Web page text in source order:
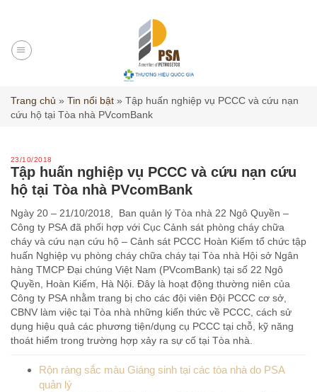
content
Trang chủ » Tin nổi bật » Tập huấn nghiệp vụ PCCC và cứu nạn
cứu hộ tại Tòa nhà PVcomBank
23/10/2018
Tập huấn nghiệp vụ PCCC và cứu nạn cứu
hộ tại Tòa nhà PVcomBank
Ngày 20 – 21/10/2018, Ban quản lý Tòa nhà 22 Ngô Quyền –
Công ty PSA đã phối hợp với Cục Cảnh sát phòng cháy chữa
cháy và cứu nạn cứu hộ – Cảnh sát PCCC Hoàn Kiếm tổ chức tập
huấn Nghiệp vụ phòng cháy chữa cháy tại Tòa nhà Hội sở Ngân
hàng TMCP Đại chúng Việt Nam (PVcomBank) tại số 22 Ngô
Quyền, Hoàn Kiếm, Hà Nội. Đây là hoạt động thường niên của
Công ty PSA nhằm trang bị cho các đội viên Đội PCCC cơ sở,
CBNV làm việc tại Tòa nhà những kiến thức về PCCC, cách sử
dụng hiệu quả các phương tiện/dụng cụ PCCC tại chỗ, kỹ năng
thoát hiểm trong trường hợp xảy ra sự cố tại Tòa nhà.
Rộn ràng sắc màu Giáng sinh tại các tòa nhà do PSA
quản lý